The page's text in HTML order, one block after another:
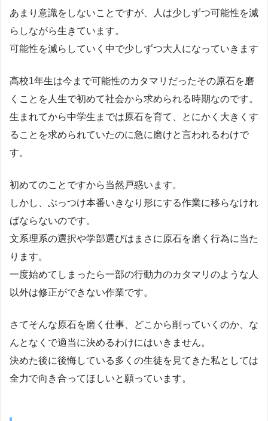
あまり意識をしないことですが、人は少しずつ可能性を減
らしながら生きています。
可能性を減らしていく中で少しずつ大人になっていきます
高校1年生は今まで可能性のカタマリだったその原石を磨
くことを人生で初めて社会から求められる時期なのです。
生まれてから中学生までは原石を育て、とにかく大きくす
ることを求められていたのに急に磨けと言われるわけで
す。
初めてのことですから当然戸惑います。
しかし、ぶっつけ本番いきなり形にする作業に移らなけれ
ばならないのです。
文系理系の選択や学部選びはまさに原石を磨く行為に当た
ります。
一度始めてしまったら一部の行動力のカタマリのような人
以外は修正ができない作業です。
さてそんな原石を磨く仕事、どこから削っていくのか、な
んとなくで適当に決めるわけにはいきません。
決めた後に後悔している多くの生徒を見てきた私としては
全力で向き合ってほしいと願っています。